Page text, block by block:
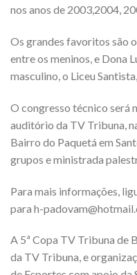
nos anos de 2003,2004,
Os grandes favoritos são
entre os meninos, e Dona
masculino, o Liceu
O congresso técnico será
auditório da TV Tribuna,
Bairro do Paquetá em
grupos e ministrada
Para mais informações,
para h-
A 5ª Copa TV Tribuna de
da TV Tribuna, e